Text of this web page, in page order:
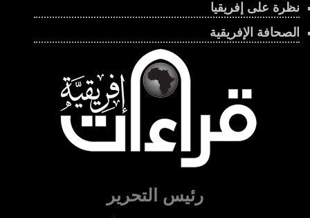
نظرة على إفريقيا
الصحافة الإفريقية
رئيس التحرير